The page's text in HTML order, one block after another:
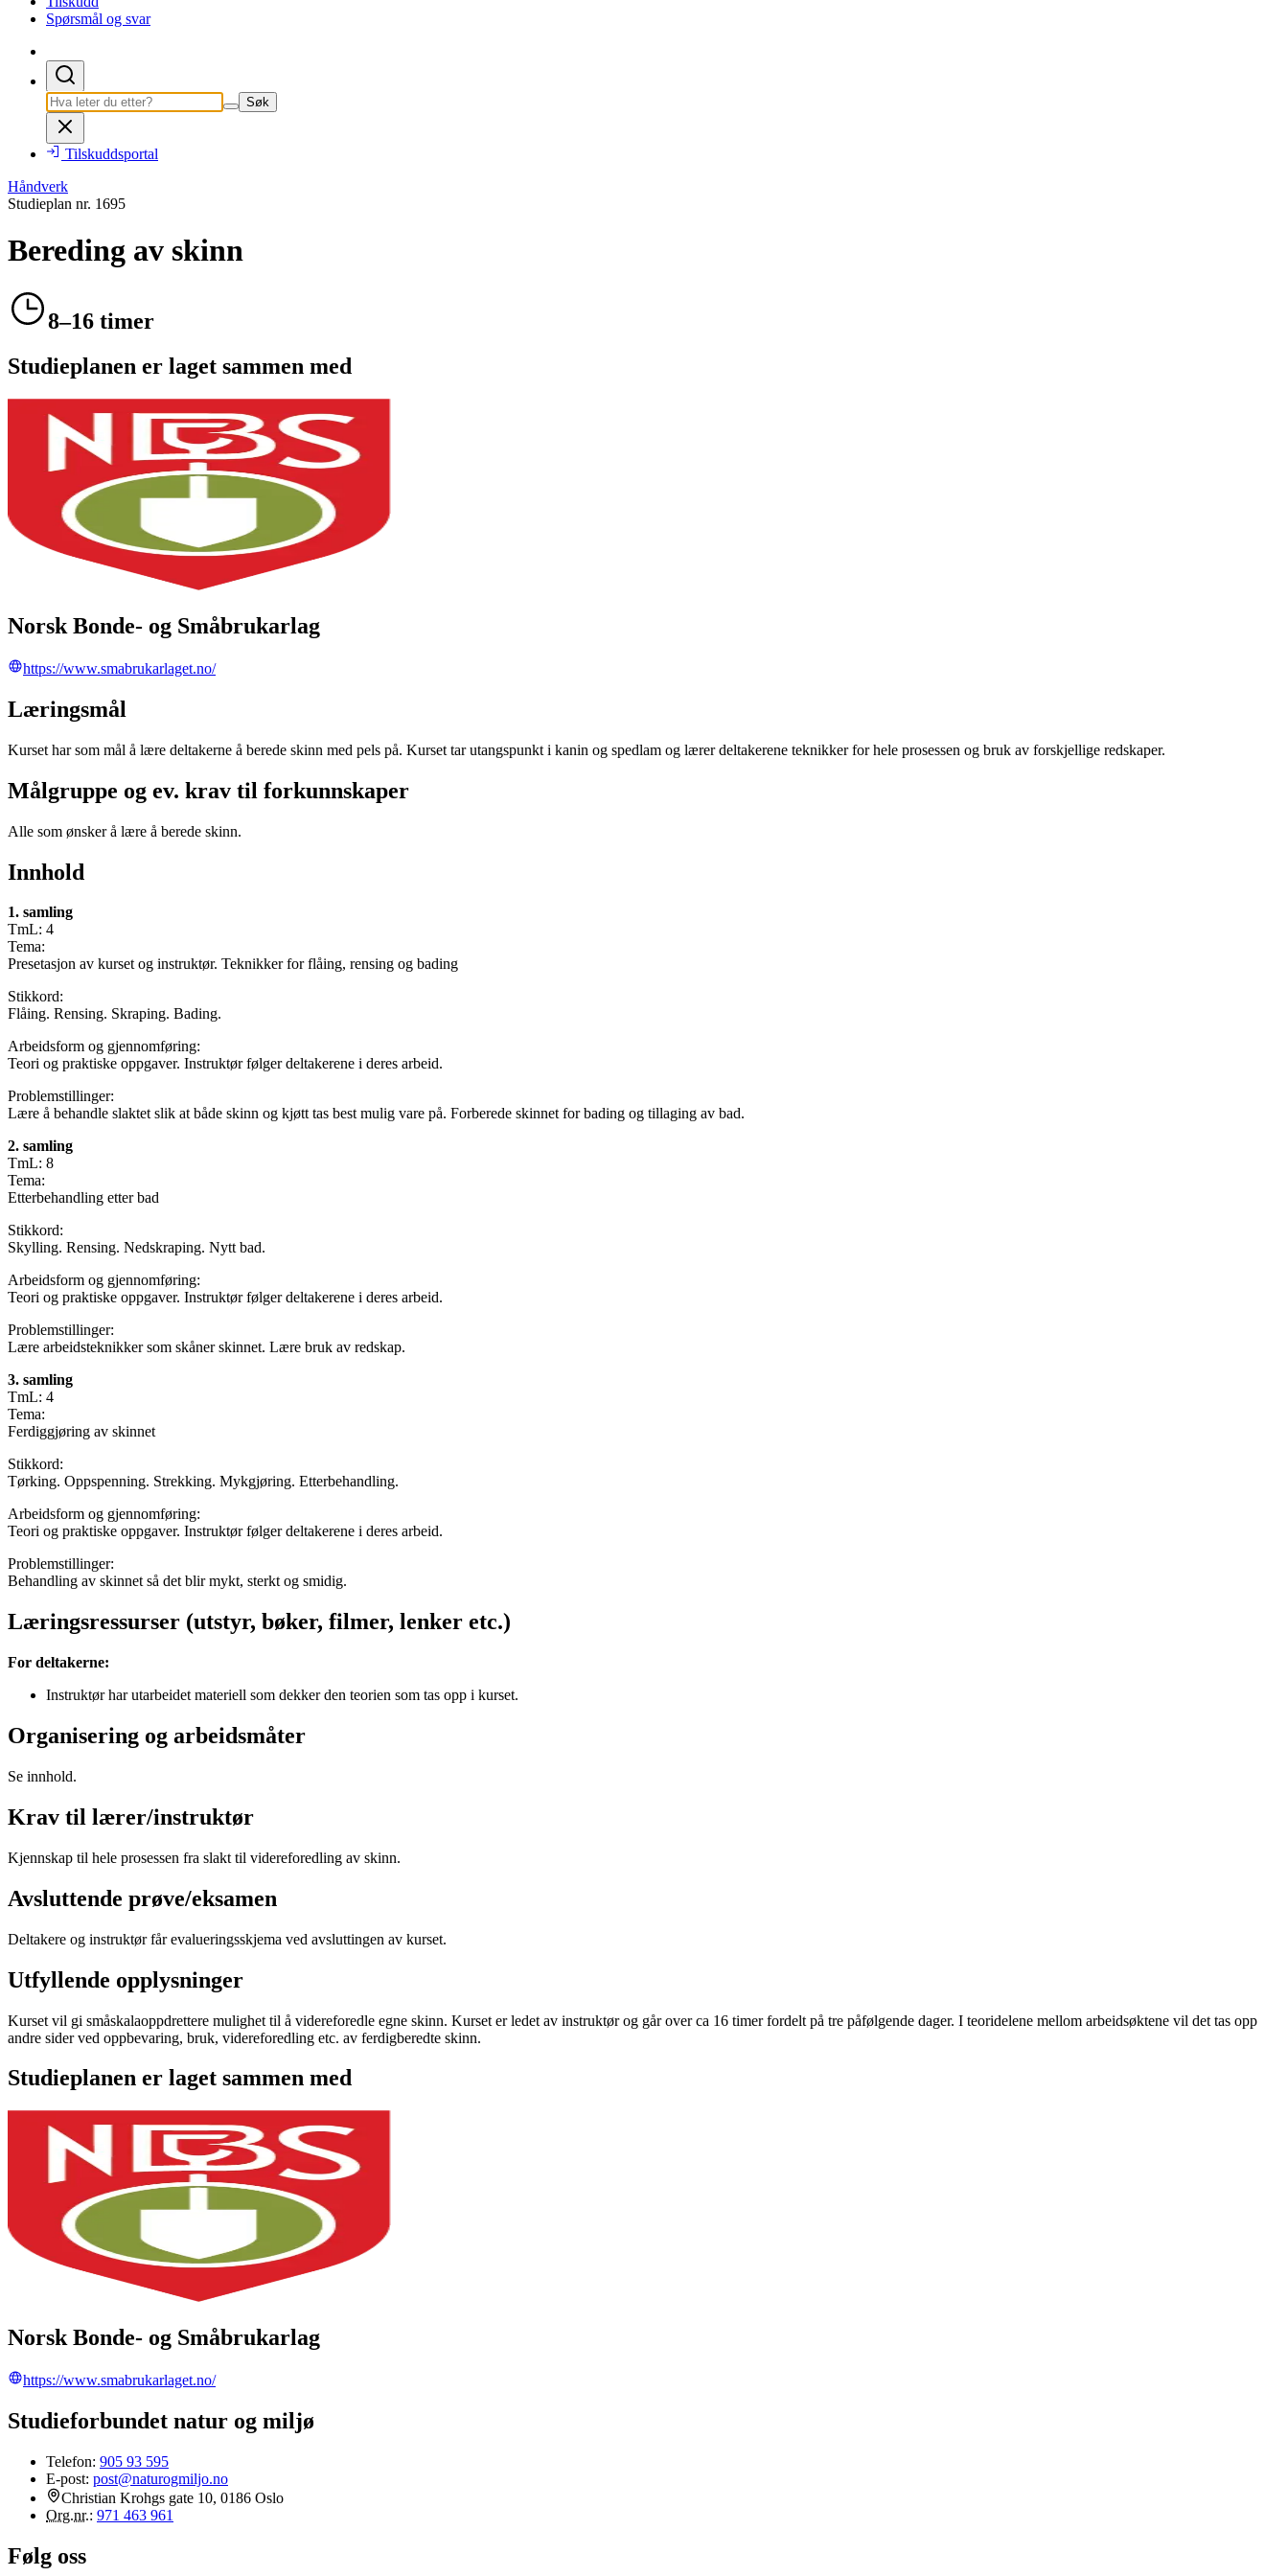
Spørsmål og svar
Søk
Tilskuddsportal
Håndverk
Studieplan nr. 1695
Bereding av skinn
8–16 timer
Studieplanen er laget sammen med
Norsk Bonde- og Småbrukarlag
https://www.smabrukarlaget.no/
Læringsmål
Kurset har som mål å lære deltakerne å berede skinn med pels på. Kurset tar utangspunkt i kanin og spedlam og lærer deltakerene teknikker for hele prosessen og bruk av forskjellige redskaper.
Målgruppe og ev. krav til forkunnskaper
Alle som ønsker å lære å berede skinn.
Innhold
1. samling
TmL: 4
Tema:
Presetasjon av kurset og instruktør. Teknikker for flåing, rensing og bading
Stikkord:
Flåing. Rensing. Skraping. Bading.
Arbeidsform og gjennomføring:
Teori og praktiske oppgaver. Instruktør følger deltakerene i deres arbeid.
Problemstillinger:
Lære å behandle slaktet slik at både skinn og kjøtt tas best mulig vare på. Forberede skinnet for bading og tillaging av bad.
2. samling
TmL: 8
Tema:
Etterbehandling etter bad
Stikkord:
Skylling. Rensing. Nedskraping. Nytt bad.
Arbeidsform og gjennomføring:
Teori og praktiske oppgaver. Instruktør følger deltakerene i deres arbeid.
Problemstillinger:
Lære arbeidsteknikker som skåner skinnet. Lære bruk av redskap.
3. samling
TmL: 4
Tema:
Ferdiggjøring av skinnet
Stikkord:
Tørking. Oppspenning. Strekking. Mykgjøring. Etterbehandling.
Arbeidsform og gjennomføring:
Teori og praktiske oppgaver. Instruktør følger deltakerene i deres arbeid.
Problemstillinger:
Behandling av skinnet så det blir mykt, sterkt og smidig.
Læringsressurser (utstyr, bøker, filmer, lenker etc.)
For deltakerne:
Instruktør har utarbeidet materiell som dekker den teorien som tas opp i kurset.
Organisering og arbeidsmåter
Se innhold.
Krav til lærer/instruktør
Kjennskap til hele prosessen fra slakt til videreforedling av skinn.
Avsluttende prøve/eksamen
Deltakere og instruktør får evalueringsskjema ved avsluttingen av kurset.
Utfyllende opplysninger
Kurset vil gi småskalaoppdrettere mulighet til å videreforedle egne skinn. Kurset er ledet av instruktør og går over ca 16 timer fordelt på tre påfølgende dager. I teoridelene mellom arbeidsøktene vil det tas opp
andre sider ved oppbevaring, bruk, videreforedling etc. av ferdigberedte skinn.
Studieplanen er laget sammen med
Norsk Bonde- og Småbrukarlag
https://www.smabrukarlaget.no/
Studieforbundet natur og miljø
Telefon: 905 93 595
E-post: post@naturogmiljo.no
Christian Krohgs gate 10, 0186 Oslo
Org.nr.: 971 463 961
Følg oss